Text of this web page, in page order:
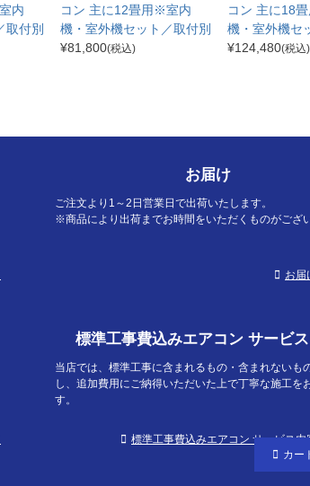
カー
内
取付別
コン 主に12畳用※室内
機・室外機セット／取付別
¥81,800(税込)
コン 主に18
機・室外機セ
¥124,480(税込)
お届け
ご注文より1～2日営業日で出荷いたします。
※商品により出荷までお時間をいただくものがござい
お届
標準工事費込みエアコン サービ
当店では、標準工事に含まれるもの・含まれないも
し、追加費用にご納得いただいた上で丁寧な施工を
す。
標準工事費込みエアコン サービス内